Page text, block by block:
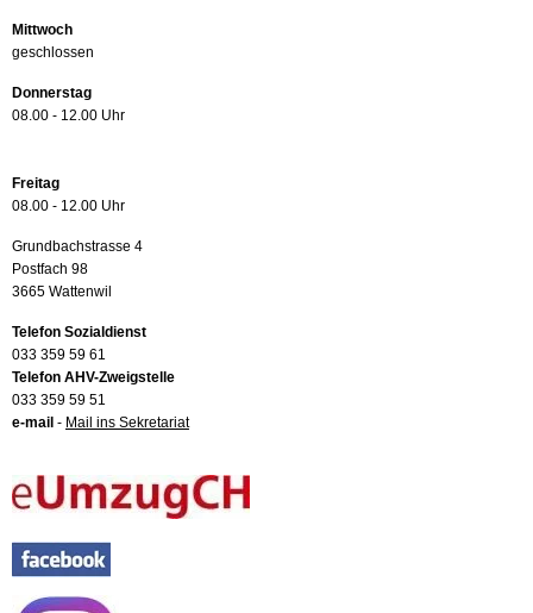
Mittwoch
geschlossen
Donnerstag
08.00 - 12.00 Uhr
Freitag
08.00 - 12.00 Uhr
Grundbachstrasse 4
Postfach 98
3665 Wattenwil
Telefon Sozialdienst
033 359 59 61
Telefon AHV-Zweigstelle
033 359 59 51
e-mail - Mail ins Sekretariat